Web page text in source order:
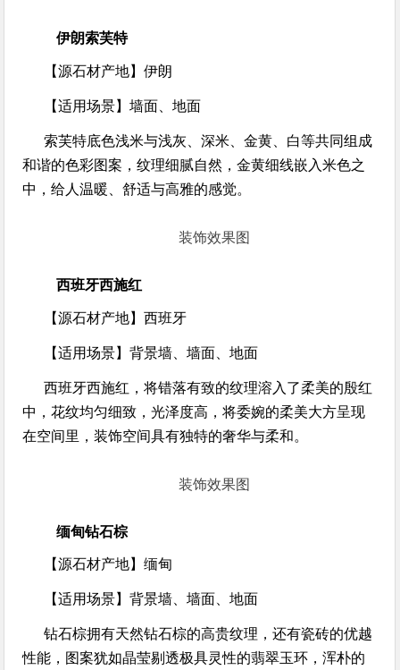
伊朗索芙特
【源石材产地】伊朗
【适用场景】墙面、地面
索芙特底色浅米与浅灰、深米、金黄、白等共同组成
和谐的色彩图案，纹理细腻自然，金黄细线嵌入米色之
中，给人温暖、舒适与高雅的感觉。
装饰效果图
西班牙西施红
【源石材产地】西班牙
【适用场景】背景墙、墙面、地面
西班牙西施红，将错落有致的纹理溶入了柔美的殷红
中，花纹均匀细致，光泽度高，将委婉的柔美大方呈现
在空间里，装饰空间具有独特的奢华与柔和。
装饰效果图
缅甸钻石棕
【源石材产地】缅甸
【适用场景】背景墙、墙面、地面
钻石棕拥有天然钻石棕的高贵纹理，还有瓷砖的优越
性能，图案犹如晶莹剔透极具灵性的翡翠玉环，浑朴的